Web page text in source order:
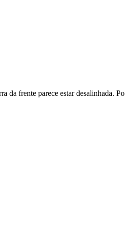
da frente parece estar desalinhada.